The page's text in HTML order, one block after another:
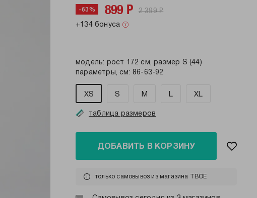
-63% 899 Р 2 399 Р
+134 бонуса
модель: рост 172 см, размер S (44)
параметры, см: 86-63-92
XS S M L XL
таблица размеров
ДОБАВИТЬ В КОРЗИНУ
только самовывоз из магазина ТВОЕ